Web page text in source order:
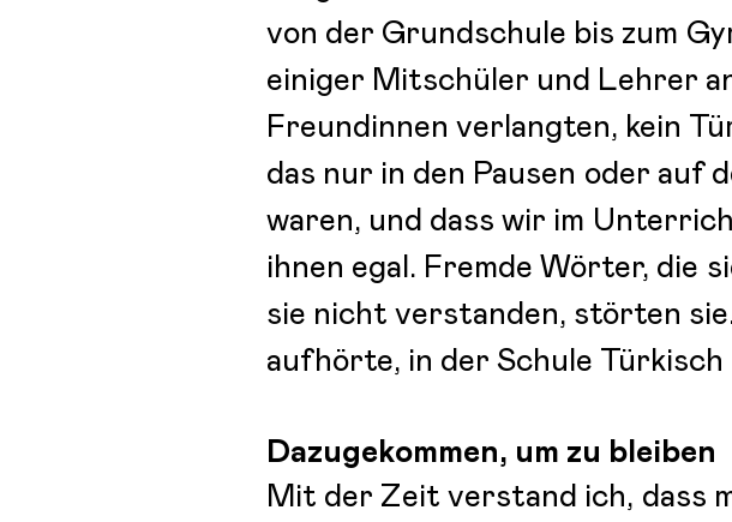
von der Grundschule bis zum
einiger Mitschüler und Lehrer
Freundinnen verlangten, kein
das nur in den Pausen oder auf
waren, und dass wir im
ihnen egal. Fremde Wörter, die
sie nicht verstanden, störten
aufhörte, in der Schule Türkisch
Dazugekommen, um zu bleiben
Mit der Zeit verstand ich, dass